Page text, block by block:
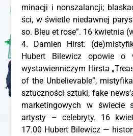
mi­na­cji i non­sza­lan­cji;
ści, w świe­tle nie­daw­nej
so. Bleu et rose”. 16 kwiet­nia
4. Damien Hirst:
Hubert Bile­wicz opo­wie o
wysta­wien­ni­czym Hir­sta
of the Unbe­lie­va­ble”,
sztucz­no­ści sztu­ki, fake
mar­ke­tin­go­wych w świe­cie
arty­sty – cele­bry­ty. 16
17.00 Hubert Bile­wicz —